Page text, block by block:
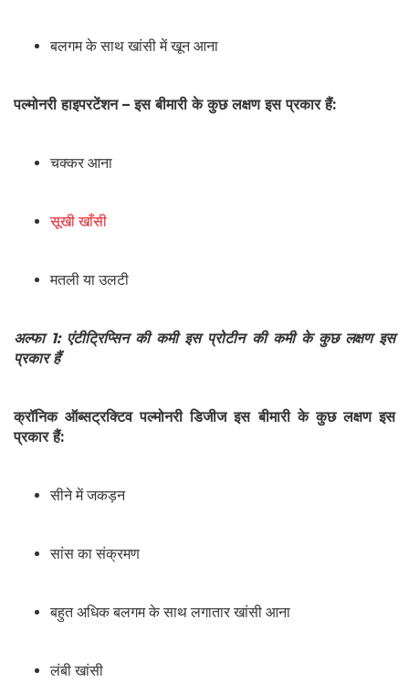
बलगम के साथ खांसी में खून आना
पल्मोनरी हाइपरटेंशन – इस बीमारी के कुछ लक्षण इस प्रकार हैं:
चक्कर आना
सूखी खाँसी
मतली या उलटी
अल्फा 1: एंटीट्रिप्सिन की कमी इस प्रोटीन की कमी के कुछ लक्षण इस
प्रकार हैं
क्रॉनिक ऑब्सट्रक्टिव पल्मोनरी डिजीज इस बीमारी के कुछ लक्षण इस
प्रकार हैं:
सीने में जकड़न
सांस का संक्रमण
बहुत अधिक बलगम के साथ लगातार खांसी आना
लंबी खांसी